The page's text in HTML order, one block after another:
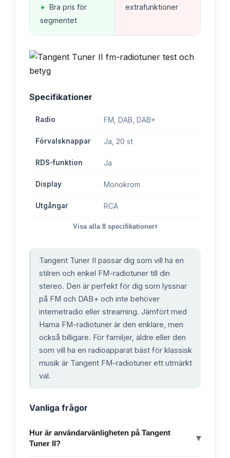
+ Bra pris för
segmentet
extrafunktioner
Specifikationer
Radio FM, DAB, DAB+
Förvalsknappar Ja, 20 st
RDS-funktion Ja
Display Monokrom
Utgångar RCA
Visa alla 8specifikationer›
Tangent Tuner II passar dig som vill ha en
stilren och enkel FM-radiotuner till din
stereo. Den är perfekt för dig som lyssnar
på FM och DAB+ och inte behöver
internetradio eller streaming. Jämfört med
Hama FM-radiotuner är den enklare, men
också billigare. För familjer, äldre eller den
som vill ha en radioapparat bäst för klassisk
musik är Tangent FM-radiotuner ett utmärkt
val.
Vanliga frågor
Hur är användarvänligheten på Tangent
Tuner II?
▾